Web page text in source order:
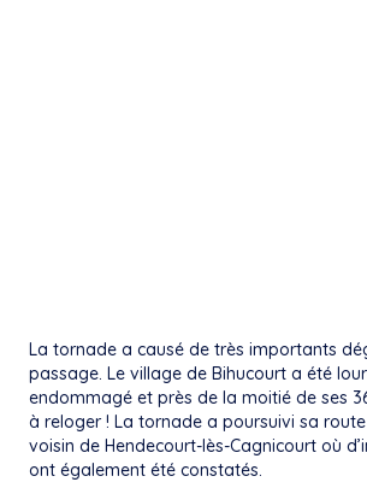
La tornade a causé de très importants
passage. Le village de Bihucourt a été
endommagé et près de la moitié de ses
à reloger ! La tornade a poursuivi sa
voisin de Hendecourt-lès-Cagnicourt où
ont également été constatés.